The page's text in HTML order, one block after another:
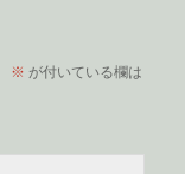
※ が付いている欄は